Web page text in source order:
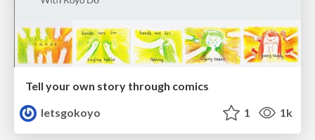
Tell your own story through comics
letsgokoyo
1 1k